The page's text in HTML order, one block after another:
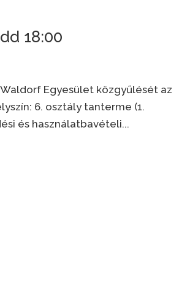
18:00
Waldorf Egyesület közgyűlését az
6. osztály tanterme (1.
és használatbavételi...